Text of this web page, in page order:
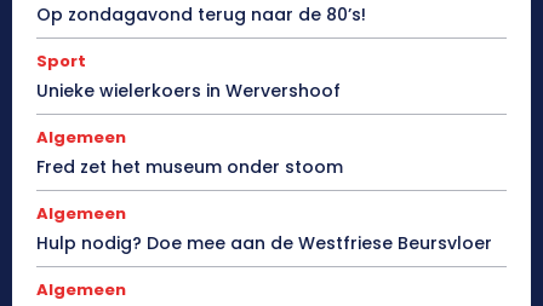
Op zondagavond terug naar de 80’s!
Sport
Unieke wielerkoers in Wervershoof
Algemeen
Fred zet het museum onder stoom
Algemeen
Hulp nodig? Doe mee aan de Westfriese Beursvloer
Algemeen